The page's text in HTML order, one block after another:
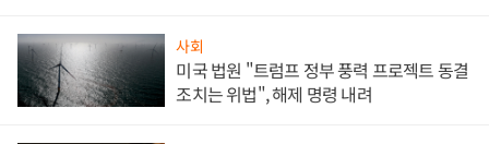
사회
미국 법원 "트럼프 정부 풍력 프로젝트 동결
조치는 위법", 해제 명령 내려